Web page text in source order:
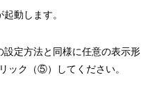
動します。
設定方法と同様に任意の表示形
ック（⑤） してください。